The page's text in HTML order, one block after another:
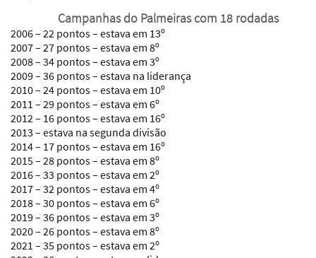
Campanhas do Palmeiras com 18 rodadas
2006– 22 pontos – estava em 13º
2007– 27 pontos – estava em 8º
2008– 34 pontos – estava em 3º
2009– 36 pontos – estava na liderança
2010– 24 pontos – estava em 10º
2011 – 29 pontos – estava em 6º
2012 – 16 pontos – estava em 16º
2013 – estava na segunda divisão
2014– 17 pontos – estava em 16º
2015– 28 pontos – estava em 8º
2016– 33 pontos – estava em 2º
2017– 32 pontos – estava em 4º
2018– 30 pontos – estava em 6º
2019– 36 pontos – estava em 3º
2020– 26 pontos – estava em 8º
2021 – 35 pontos – estava em 2º